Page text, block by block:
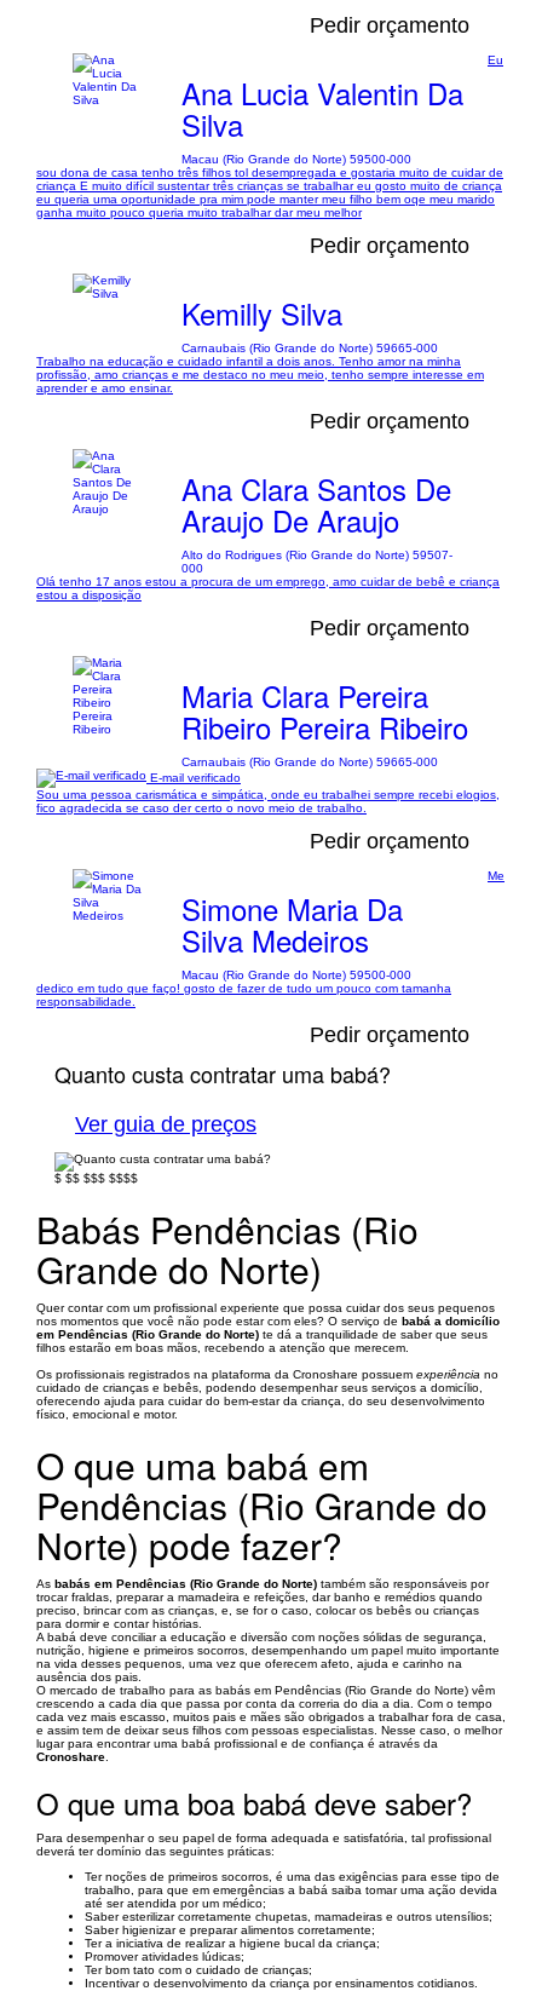
Pedir orçamento
Ana Lucia Valentin Da
Silva
Macau (Rio Grande do Norte) 59500-000
Eu
sou dona de casa tenho três filhos tol desempregada e gostaria muito de cuidar de
criança E muito difícil sustentar três crianças se trabalhar eu gosto muito de criança
eu queria uma oportunidade pra mim pode manter meu filho bem oqe meu marido
ganha muito pouco queria muito trabalhar dar meu melhor
Pedir orçamento
Kemilly Silva
Carnaubais (Rio Grande do Norte) 59665-000
Trabalho na educação e cuidado infantil a dois anos. Tenho amor na minha
profissão, amo crianças e me destaco no meu meio, tenho sempre interesse em
aprender e amo ensinar.
Pedir orçamento
Ana Clara Santos De
Araujo De Araujo
Alto do Rodrigues (Rio Grande do Norte) 59507-
000
Olá tenho 17 anos estou a procura de um emprego, amo cuidar de bebê e criança
estou a disposição
Pedir orçamento
Maria Clara Pereira
Ribeiro Pereira Ribeiro
Carnaubais (Rio Grande do Norte) 59665-000
E-mail verificado
Sou uma pessoa carismática e simpática, onde eu trabalhei sempre recebi elogios,
fico agradecida se caso der certo o novo meio de trabalho.
Pedir orçamento
Simone Maria Da
Silva Medeiros
Macau (Rio Grande do Norte) 59500-000
Me
dedico em tudo que faço! gosto de fazer de tudo um pouco com tamanha
responsabilidade.
Pedir orçamento
Quanto custa contratar uma babá?
Ver guia de preços
$ $$ $$$ $$$$
Babás Pendências (Rio
Grande do Norte)
Quer contar com um profissional experiente que possa cuidar dos seus pequenos
nos momentos que você não pode estar com eles? O serviço de babá a domicílio
em Pendências (Rio Grande do Norte) te dá a tranquilidade de saber que seus
filhos estarão em boas mãos, recebendo a atenção que merecem.
Os profissionais registrados na plataforma da Cronoshare possuem experiência no
cuidado de crianças e bebês, podendo desempenhar seus serviços a domicílio,
oferecendo ajuda para cuidar do bem-estar da criança, do seu desenvolvimento
físico, emocional e motor.
O que uma babá em
Pendências (Rio Grande do
Norte) pode fazer?
As babás em Pendências (Rio Grande do Norte) também são responsáveis por
trocar fraldas, preparar a mamadeira e refeições, dar banho e remédios quando
preciso, brincar com as crianças, e, se for o caso, colocar os bebês ou crianças
para dormir e contar histórias.
A babá deve conciliar a educação e diversão com noções sólidas de segurança,
nutrição, higiene e primeiros socorros, desempenhando um papel muito importante
na vida desses pequenos, uma vez que oferecem afeto, ajuda e carinho na
ausência dos pais.
O mercado de trabalho para as babás em Pendências (Rio Grande do Norte) vêm
crescendo a cada dia que passa por conta da correria do dia a dia. Com o tempo
cada vez mais escasso, muitos pais e mães são obrigados a trabalhar fora de casa,
e assim tem de deixar seus filhos com pessoas especialistas. Nesse caso, o melhor
lugar para encontrar uma babá profissional e de confiança é através da
Cronoshare
O que uma boa babá deve saber?
Para desempenhar o seu papel de forma adequada e satisfatória, tal profissional
deverá ter domínio das seguintes práticas:
Ter noções de primeiros socorros, é uma das exigências para esse tipo de
trabalho, para que em emergências a babá saiba tomar uma ação devida
até ser atendida por um médico;
Saber esterilizar corretamente chupetas, mamadeiras e outros utensílios;
Saber higienizar e preparar alimentos corretamente;
Ter a iniciativa de realizar a higiene bucal da criança;
Promover atividades lúdicas;
Ter bom tato com o cuidado de crianças;
Incentivar o desenvolvimento da criança por ensinamentos cotidianos.